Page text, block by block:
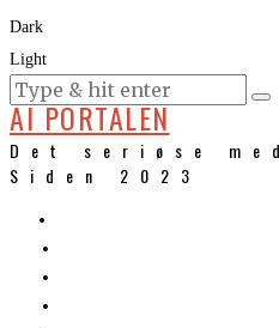
Dark
Light
KURSER
AI PORTALEN
Det seriøse
Siden 2023